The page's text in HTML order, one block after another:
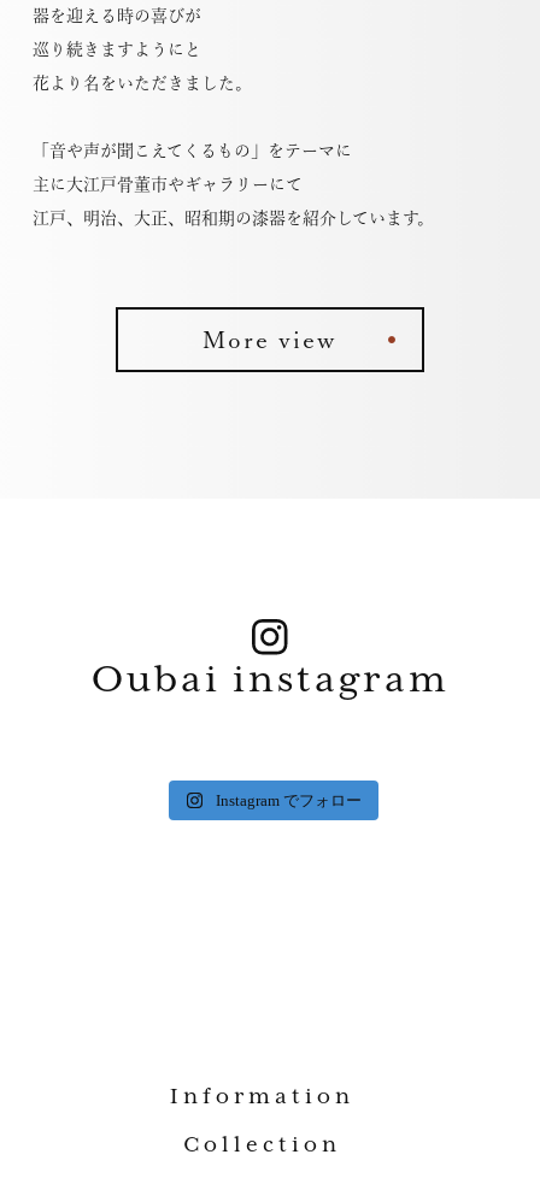
器を迎える時の喜びが
巡り続きますようにと
花より名をいただきました。
「音や声が聞こえてくるもの」をテーマに
主に大江戸骨董市やギャラリーにて
江戸、明治、大正、昭和期の漆器を紹介しています。
More view ⚫︎
Oubai instagram
Instagram でフォロー
Information
Collection